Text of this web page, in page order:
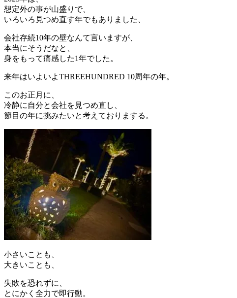
想定外の事が山盛りで、
いろいろ見つめ直す年でもありました、
会社存続10年の壁なんて言いますが、
本当にそうだなと、
身をもって痛感した1年でした。
来年はいよいよTHREEHUNDRED 10周年の年。
このお正月に、
冷静に自分と会社を見つめ直し、
節目の年に挑みたいと考えておりまする。
小さいことも、
大きいことも、
失敗を恐れずに、
とにかく全力で即行動。